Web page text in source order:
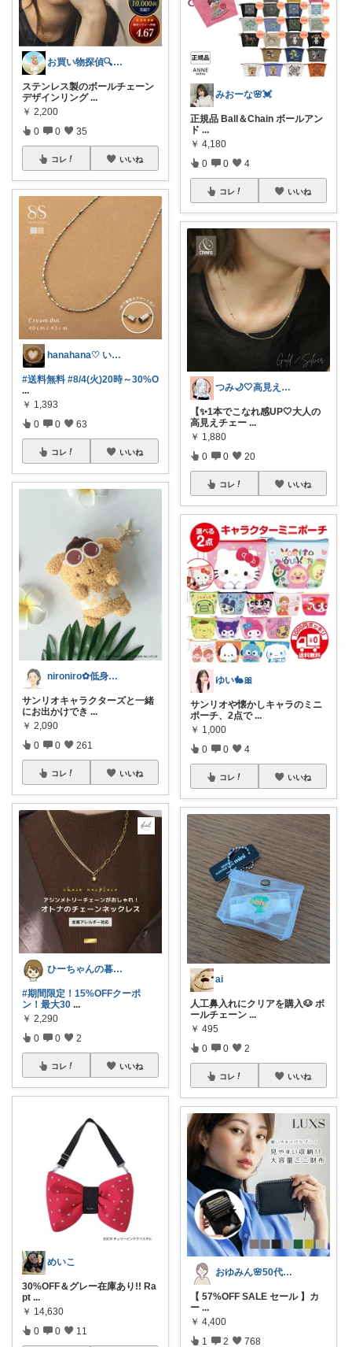
お買い物探偵🔍とんとん
ステンレス製のボールチェーン
デザインリング ...
￥ 2,200
0 0 35
コレ いいね
hanahana♡ いつもありがとう🙏
#送料無料 #8/4(火)20時～30%O
...
￥ 1,393
0 0 63
コレ いいね
nironiro✿低身長✧敏感肌*
サンリオキャラクターズと一緒
にお出かけでき ...
￥ 2,090
0 0 261
コレ いいね
ひーちゃんの暮らしと服ROOM🌷
#期間限定！15%OFFクーポ
ン！最大30 ...
￥ 2,290
0 0 2
コレ いいね
めいこ
30%OFF＆グレー在庫あり!! Ra
pt ...
￥ 14,630
0 0 11
みおーな🌸💓
正規品 Ball＆Chain ボールアン
ド ...
￥ 4,180
0 0 4
コレ いいね
つみ🌙🤍高見えアクセ&ファッション
【✨1本でこなれ感UP🤍大人の
高見えチェー ...
￥ 1,880
0 0 20
コレ いいね
ゆい🐇🎀
サンリオや懐かしキャラのミニ
ポーチ、2点で ...
￥ 1,000
0 0 4
コレ いいね
ai
人工鼻入れにクリアを購入🐶 ボ
ールチェーン ...
￥ 495
0 0 2
コレ いいね
おゆみん🌸50代からの快適暮らし
【 57%OFF SALE セール 】カ
ー ...
￥ 4,400
1 2 768